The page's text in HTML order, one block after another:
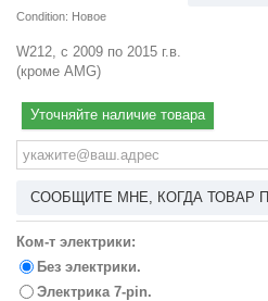
Condition: Новое
W212, с 2009 по 2015 г.в.
(кроме AMG)
Уточняйте наличие товара
СООБЩИТЕ МНЕ, КОГДА ТОВАР
Ком-т электрики:
Без электрики.
Электрика 7-pin.